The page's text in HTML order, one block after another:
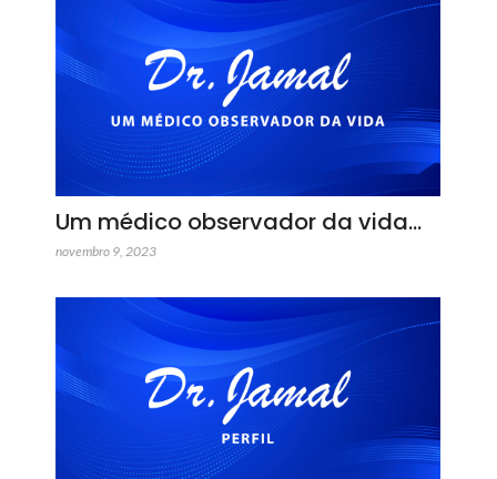
Um médico observador da vida…
novembro 9, 2023